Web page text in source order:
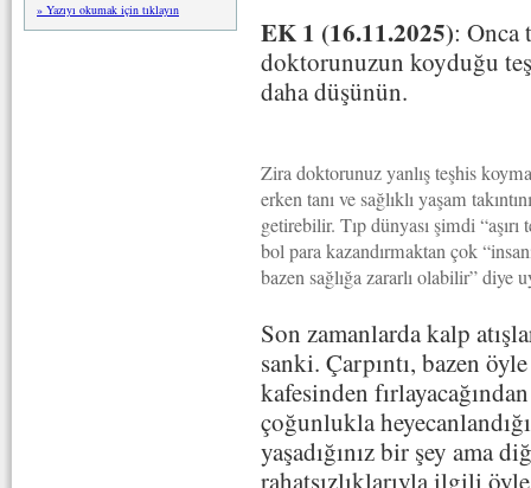
» Yazıyı okumak için tıklayın
EK 1 (16.11.2025): Onca
doktorunuzun koyduğu
daha düşünün.
Zira doktorunuz yanlış teşhis
erken tanı ve sağlıklı yaşam
getirebilir. Tıp dünyası şimdi “aşırı
bol para kazandırmaktan çok
bazen sağlığa zararlı olabilir” diye
Son zamanlarda kalp
sanki. Çarpıntı, bazen
kafesinden
çoğunlukla
yaşadığınız bir şey ama
rahatsızlıklarıyla ilgili